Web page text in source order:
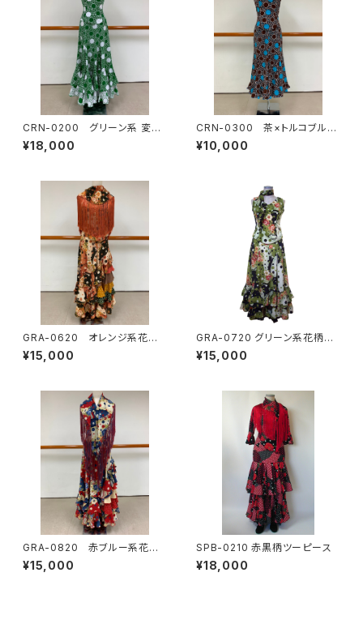
CRN-0200 グリーン系 変わ
り水玉ツーピース
¥18,000
CRN-0300 茶×トルコブルー
変わり水玉ツーピース
¥10,000
GRA-0620 オレンジ系花柄×
水玉コンビツーピース
¥15,000
GRA-0720 グリーン系花柄×
水玉コンビツーピース
¥15,000
GRA-0820 赤ブルー系花柄×
水玉コンビツーピース
¥15,000
SPB-0210 赤黒柄ツーピース
¥18,000